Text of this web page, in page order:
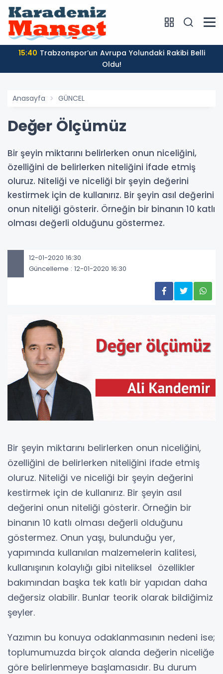
15:40
Oldu!
Anasayfa GÜNCEL
Değer Ölçümüz
Bir şeyin miktarını belirlerken onun niceliğini,
özelliğini de belirlerken niteliğini ifade etmiş
oluruz. Niteliği ve niceliği bir şeyin değerini
kestirmek için de kullanırız. Bir şeyin asıl değerini
onun niteliği gösterir. Örneğin bir binanın 10 katlı
olması değerli olduğunu göstermez.
12-01-2020 16:30
Güncelleme : 12-01-2020 16:30
Bir şeyin miktarını belirlerken onun niceliğini,
özelliğini de belirlerken niteliğini ifade etmiş
oluruz. Niteliği ve niceliği bir şeyin değerini
kestirmek için de kullanırız. Bir şeyin asıl
değerini onun niteliği gösterir. Örneğin bir
binanın 10 katlı olması değerli olduğunu
göstermez. Onun yaşı, bulunduğu yer,
yapımında kullanılan malzemelerin kalitesi,
kullanışının kolaylığı gibi niteliksel özellikler
bakımından başka tek katlı bir yapıdan daha
değersiz olabilir. Bunlar teorik olarak bildiğimiz
şeyler.
Yazımın bu konuya odaklanmasının nedeni ise;
toplumumuzda birçok alanda değerin niceliğe
göre belirlenmeye başlamasıdır. Bu durum